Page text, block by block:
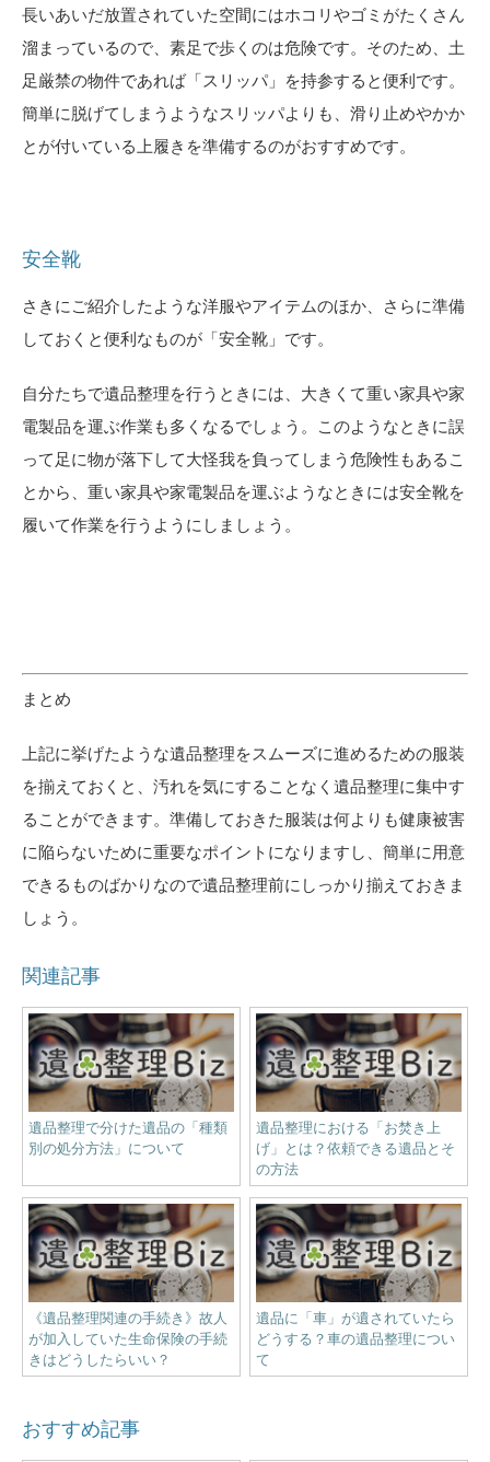
長いあいだ放置されていた空間にはホコリやゴミがたくさん
溜まっているので、素足で歩くのは危険です。そのため、土
足厳禁の物件であれば「スリッパ」を持参すると便利です。
簡単に脱げてしまうようなスリッパよりも、滑り止めやかか
とが付いている上履きを準備するのがおすすめです。
安全靴
さきにご紹介したような洋服やアイテムのほか、さらに準備
しておくと便利なものが「安全靴」です。
自分たちで遺品整理を行うときには、大きくて重い家具や家
電製品を運ぶ作業も多くなるでしょう。このようなときに誤
って足に物が落下して大怪我を負ってしまう危険性もあるこ
とから、重い家具や家電製品を運ぶようなときには安全靴を
履いて作業を行うようにしましょう。
まとめ
上記に挙げたような遺品整理をスムーズに進めるための服装
を揃えておくと、汚れを気にすることなく遺品整理に集中す
ることができます。準備しておきた服装は何よりも健康被害
に陥らないために重要なポイントになりますし、簡単に用意
できるものばかりなので遺品整理前にしっかり揃えておきま
しょう。
関連記事
遺品整理で分けた遺品の「種類
別の処分方法」について
遺品整理における「お焚き上
げ」とは？依頼できる遺品とそ
の方法
《遺品整理関連の手続き》故人
が加入していた生命保険の手続
きはどうしたらいい？
遺品に「車」が遺されていたら
どうする？車の遺品整理につい
て
おすすめ記事